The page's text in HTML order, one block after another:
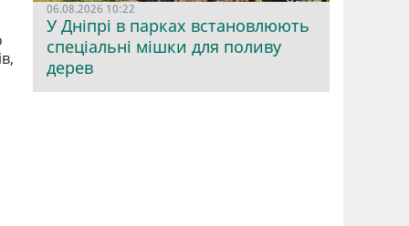
06.08.2026 10:22
У Дніпрі в парках встановлюють
спеціальні мішки для поливу
дерев